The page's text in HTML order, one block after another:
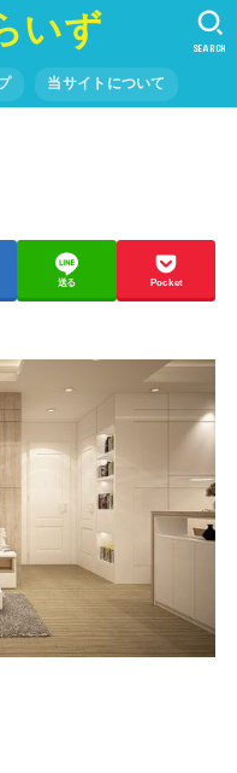
いず
当サイトについて
SEARCH
送る Pocket